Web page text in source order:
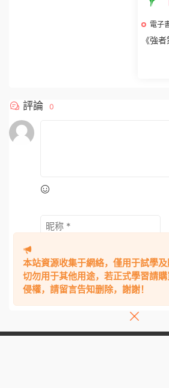
《強者策略》PDF
本站資源收集于網絡，僅用于試學及
切勿用于其他用途，若正式學習請
侵權，請留言告知删除，謝謝！